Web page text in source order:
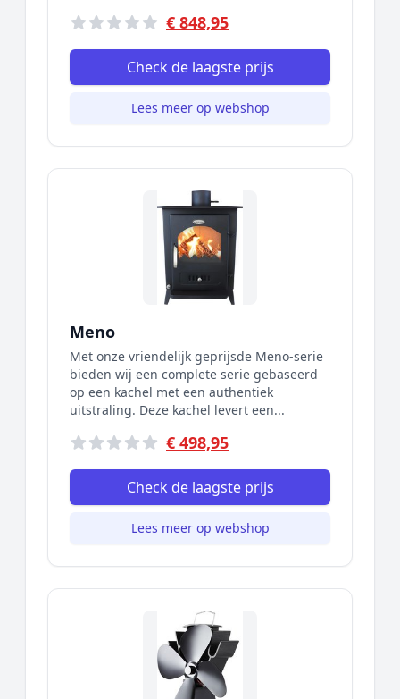
€ 848,95
Check de laagste prijs
Lees meer op webshop
Meno
Met onze vriendelijk geprijsde Meno-serie
bieden wij een complete serie gebaseerd
op een kachel met een authentiek
uitstraling. Deze kachel levert een...
€ 498,95
Check de laagste prijs
Lees meer op webshop